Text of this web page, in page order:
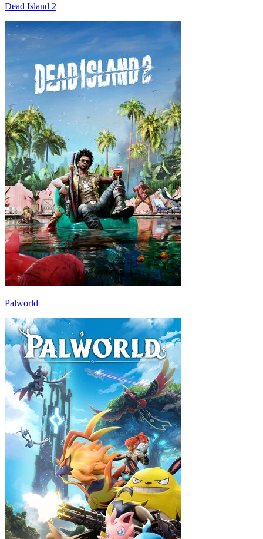
Dead Island 2
Palworld